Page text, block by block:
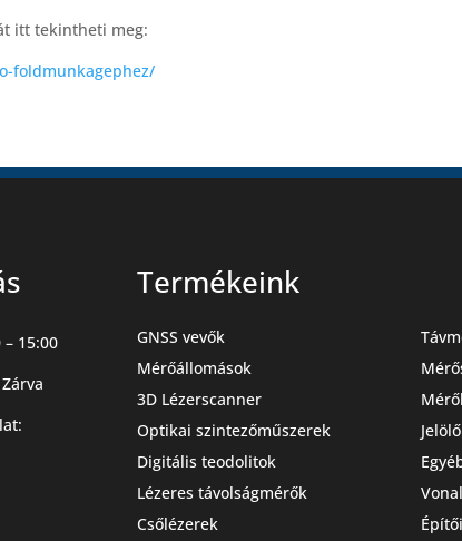
itt tekintheti meg:
foldmunkagephez/
15:00
Termékeink
GNSS vevők
Mérőállomások
3D Lézerscanner
Optikai szintezőműszerek
Digitális teodolitok
Lézeres távolságmérők
Csőlézerek